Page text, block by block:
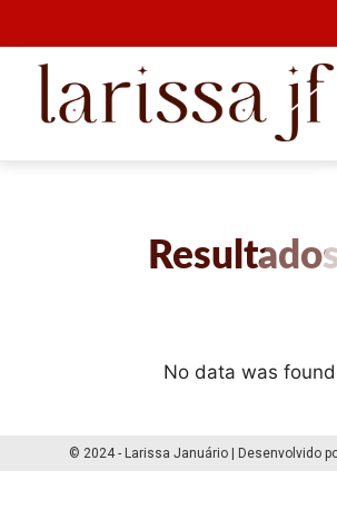
No data was found
© 2024 - Larissa Januário | Desenvolvido